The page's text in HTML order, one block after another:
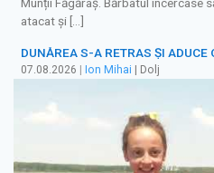
Munții Făgăraș. Bărbatul încercase
atacat și […]
DUNĂREA S-A RETRAS ŞI
07.08.2026 | Ion Mihai | Dolj